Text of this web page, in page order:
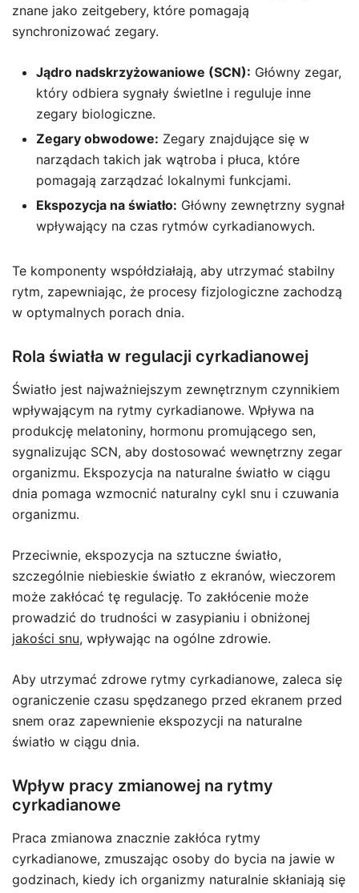
znane jako zeitgebery, które pomagają
synchronizować zegary.
Jądro nadskrzyżowaniowe (SCN): Główny zegar,
który odbiera sygnały świetlne i reguluje inne
zegary biologiczne.
Zegary obwodowe: Zegary znajdujące się w
narządach takich jak wątroba i płuca, które
pomagają zarządzać lokalnymi funkcjami.
Ekspozycja na światło: Główny zewnętrzny sygnał
wpływający na czas rytmów cyrkadianowych.
Te komponenty współdziałają, aby utrzymać stabilny
rytm, zapewniając, że procesy fizjologiczne zachodzą
w optymalnych porach dnia.
Rola światła w regulacji cyrkadianowej
Światło jest najważniejszym zewnętrznym czynnikiem
wpływającym na rytmy cyrkadianowe. Wpływa na
produkcję melatoniny, hormonu promującego sen,
sygnalizując SCN, aby dostosować wewnętrzny zegar
organizmu. Ekspozycja na naturalne światło w ciągu
dnia pomaga wzmocnić naturalny cykl snu i czuwania
organizmu.
Przeciwnie, ekspozycja na sztuczne światło,
szczególnie niebieskie światło z ekranów, wieczorem
może zakłócać tę regulację. To zakłócenie może
prowadzić do trudności w zasypianiu i obniżonej
jakości snu, wpływając na ogólne zdrowie.
Aby utrzymać zdrowe rytmy cyrkadianowe, zaleca się
ograniczenie czasu spędzanego przed ekranem przed
snem oraz zapewnienie ekspozycji na naturalne
światło w ciągu dnia.
Wpływ pracy zmianowej na rytmy
cyrkadianowe
Praca zmianowa znacznie zakłóca rytmy
cyrkadianowe, zmuszając osoby do bycia na jawie w
godzinach, kiedy ich organizmy naturalnie skłaniają się